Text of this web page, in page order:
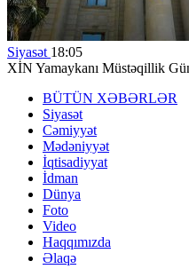
Siyasət 18:05
XİN Yamaykanı Müstəqillik
BÜTÜN XƏBƏRLƏR
Siyasət
Cəmiyyət
Mədəniyyət
İqtisadiyyat
İdman
Dünya
Foto
Video
Haqqımızda
Əlaqə